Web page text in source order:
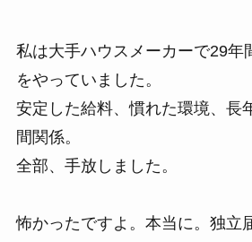
私は大手ハウスメーカーで29年
をやっていました。
安定した給料、慣れた環境、長
間関係。
全部、手放しました。
怖かったですよ。本当に。独立